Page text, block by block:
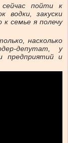
пойти к
водки, закуски
семье я полечу
насколько
депутат, у
предприятий и